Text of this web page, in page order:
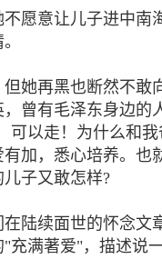
愿意让儿子进中南
她再黑也断然不敢
曾有毛泽东身边的
可以走！为什么和
加，悉心培养。也
子又敢怎样?
陆续面世的怀念文
充满著爱"，描述说